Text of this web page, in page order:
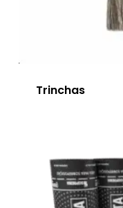
Trinchas